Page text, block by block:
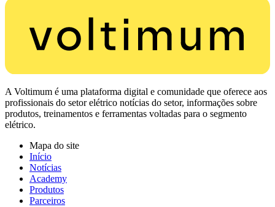
A Voltimum é uma plataforma digital e comunidade que oferece aos
profissionais do setor elétrico notícias do setor, informações sobre
produtos, treinamentos e ferramentas voltadas para o segmento
elétrico.
Mapa do site
Início
Notícias
Academy
Produtos
Parceiros